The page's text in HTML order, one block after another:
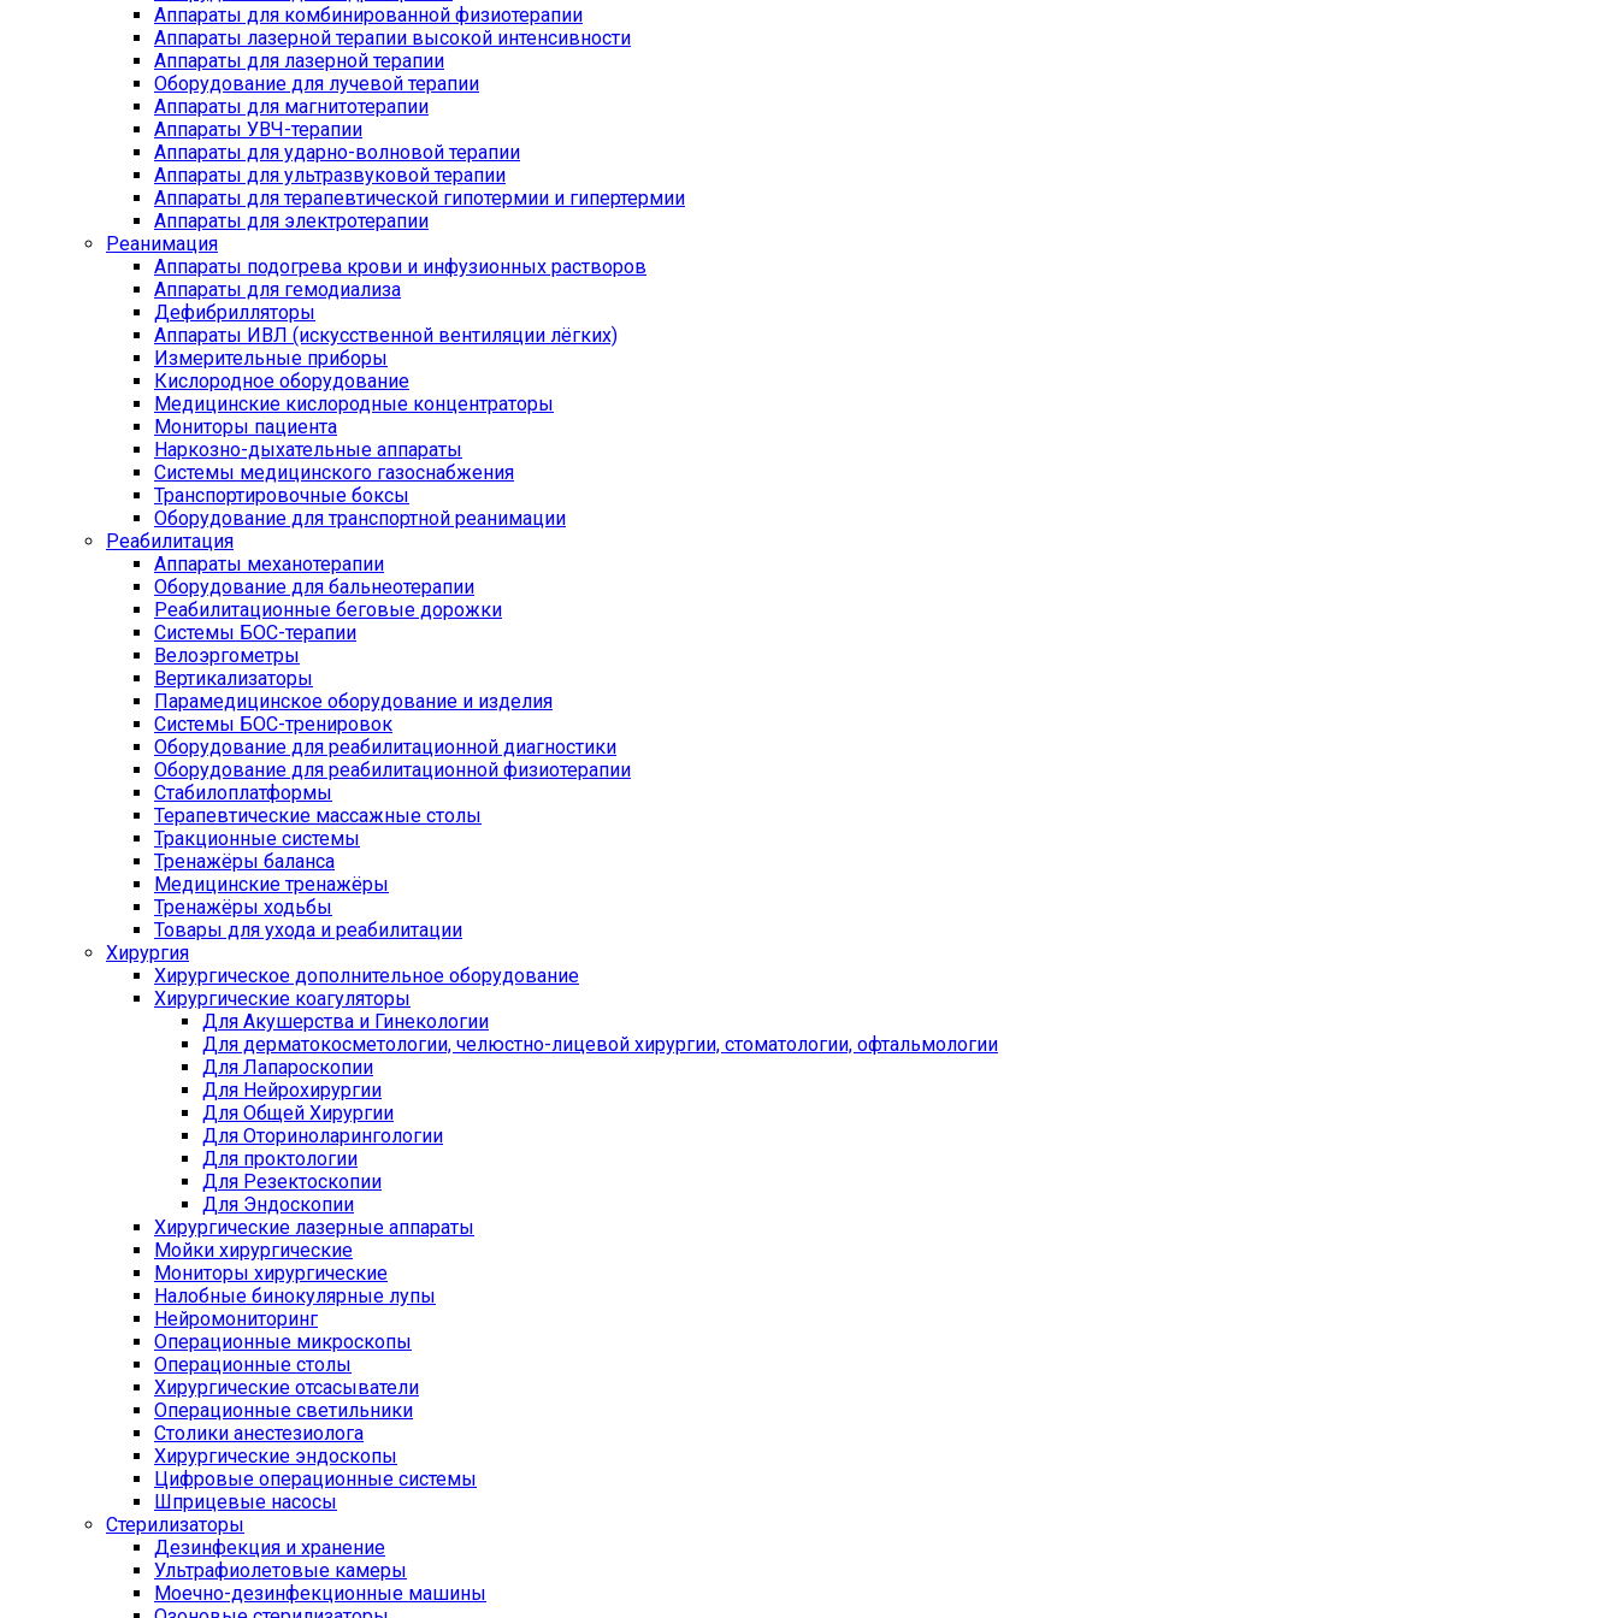
Аппараты для комбинированной физиотерапии
Аппараты лазерной терапии высокой интенсивности
Аппараты для лазерной терапии
Оборудование для лучевой терапии
Аппараты для магнитотерапии
Аппараты УВЧ-терапии
Аппараты для ударно-волновой терапии
Аппараты для ультразвуковой терапии
Аппараты для терапевтической гипотермии и гипертермии
Аппараты для электротерапии
Реанимация
Аппараты подогрева крови и инфузионных растворов
Аппараты для гемодиализа
Дефибрилляторы
Аппараты ИВЛ (искусственной вентиляции лёгких)
Измерительные приборы
Кислородное оборудование
Медицинские кислородные концентраторы
Мониторы пациента
Наркозно-дыхательные аппараты
Системы медицинского газоснабжения
Транспортировочные боксы
Оборудование для транспортной реанимации
Реабилитация
Аппараты механотерапии
Оборудование для бальнеотерапии
Реабилитационные беговые дорожки
Системы БОС-терапии
Велоэргометры
Вертикализаторы
Парамедицинское оборудование и изделия
Системы БОС-тренировок
Оборудование для реабилитационной диагностики
Оборудование для реабилитационной физиотерапии
Стабилоплатформы
Терапевтические массажные столы
Тракционные системы
Тренажёры баланса
Медицинские тренажёры
Тренажёры ходьбы
Товары для ухода и реабилитации
Хирургия
Хирургическое дополнительное оборудование
Хирургические коагуляторы
Для Акушерства и Гинекологии
Для дерматокосметологии, челюстно-лицевой хирургии, стоматологии, офтальмологии
Для Лапароскопии
Для Нейрохирургии
Для Общей Хирургии
Для Оториноларингологии
Для проктологии
Для Резектоскопии
Для Эндоскопии
Хирургические лазерные аппараты
Мойки хирургические
Мониторы хирургические
Налобные бинокулярные лупы
Нейромониторинг
Операционные микроскопы
Операционные столы
Хирургические отсасыватели
Операционные светильники
Столики анестезиолога
Хирургические эндоскопы
Цифровые операционные системы
Шприцевые насосы
Стерилизаторы
Дезинфекция и хранение
Ультрафиолетовые камеры
Моечно-дезинфекционные машины